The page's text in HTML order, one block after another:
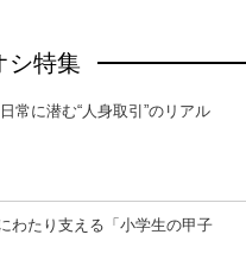
シ特集
常に潜む“人身取引”のリアル
わたり支える「小学生の甲子